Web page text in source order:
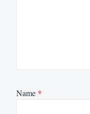
Name *